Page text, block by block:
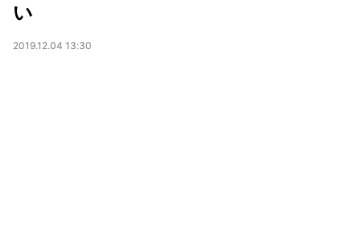
い
2019.12.04 13:30